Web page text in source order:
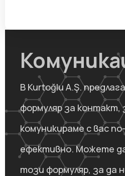
В Kurtoğlu A.Ş.
формуляр за контакт,
комуникираме с вас
ефективно. Можете
този формуляр, за да